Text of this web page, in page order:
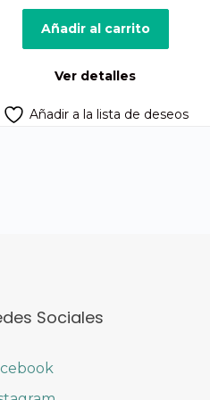
precio
original
era:
precio
es:
Añadir al carrito
Ver detalles
Añadir a la lista de deseos
Sociales